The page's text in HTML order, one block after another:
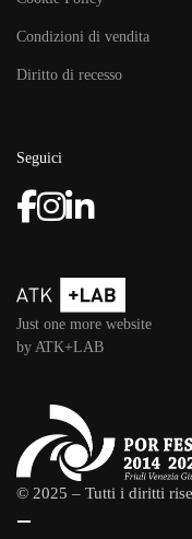
Condizioni di vendita
Diritto di recesso
Seguici
Just one more website
by ATK+LAB
© 2025 – Tutti i diritti